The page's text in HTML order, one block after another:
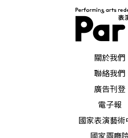
關於我們
聯絡我們
廣告刊登
電子報
國家表演藝術
國家兩廳